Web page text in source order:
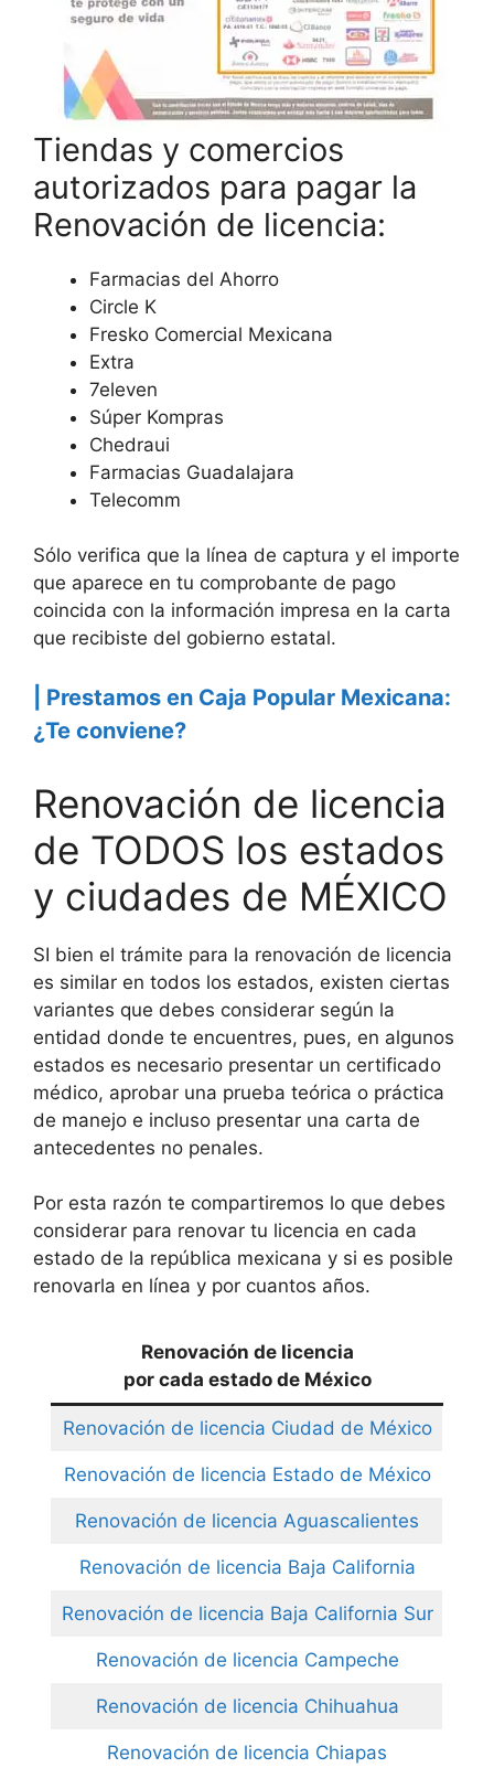
Tiendas y comercios
autorizados para pagar la
Renovación de licencia:
Farmacias del Ahorro
Circle K
Fresko Comercial Mexicana
Extra
7eleven
Súper Kompras
Chedraui
Farmacias Guadalajara
Telecomm
Sólo verifica que la línea de captura y el importe
que aparece en tu comprobante de pago
coincida con la información impresa en la carta
que recibiste del gobierno estatal.
| Prestamos en Caja Popular Mexicana:
¿Te conviene?
Renovación de licencia
de TODOS los estados
y ciudades de MÉXICO
SI bien el trámite para la renovación de licencia
es similar en todos los estados, existen ciertas
variantes que debes considerar según la
entidad donde te encuentres, pues, en algunos
estados es necesario presentar un certificado
médico, aprobar una prueba teórica o práctica
de manejo e incluso presentar una carta de
antecedentes no penales.
Por esta razón te compartiremos lo que debes
considerar para renovar tu licencia en cada
estado de la república mexicana y si es posible
renovarla en línea y por cuantos años.
Renovación de licencia
por cada estado de México
Renovación de licencia Ciudad de México
Renovación de licencia Estado de México
Renovación de licencia Aguascalientes
Renovación de licencia Baja California
Renovación de licencia Baja California Sur
Renovación de licencia Campeche
Renovación de licencia Chihuahua
Renovación de licencia Chiapas